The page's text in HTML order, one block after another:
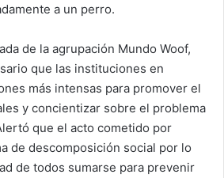
a un perro.
de la agrupación Mundo Woof,
que las instituciones en
más intensas para promover el
y concientizar sobre el problema
que el acto cometido por
de descomposición social por lo
de todos sumarse para prevenir